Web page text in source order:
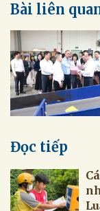
Bài liên
Đọc tiếp